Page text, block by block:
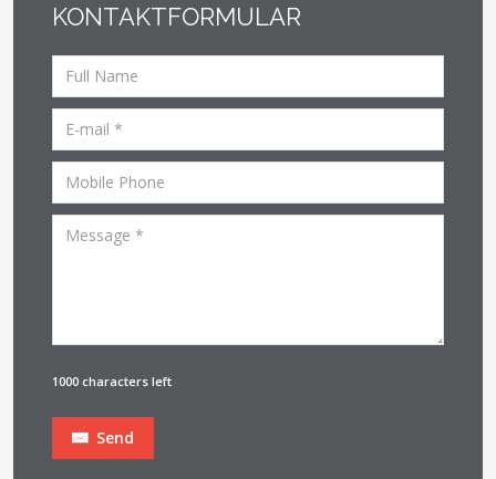
KONTAKTFORMULAR
1000 characters left
Send